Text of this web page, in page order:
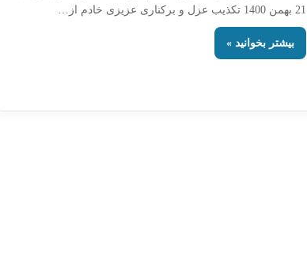
21 بهمن 1400 تکذیب عزل و برکناری عزیزی خادم از…
بیشتر بخوانید »